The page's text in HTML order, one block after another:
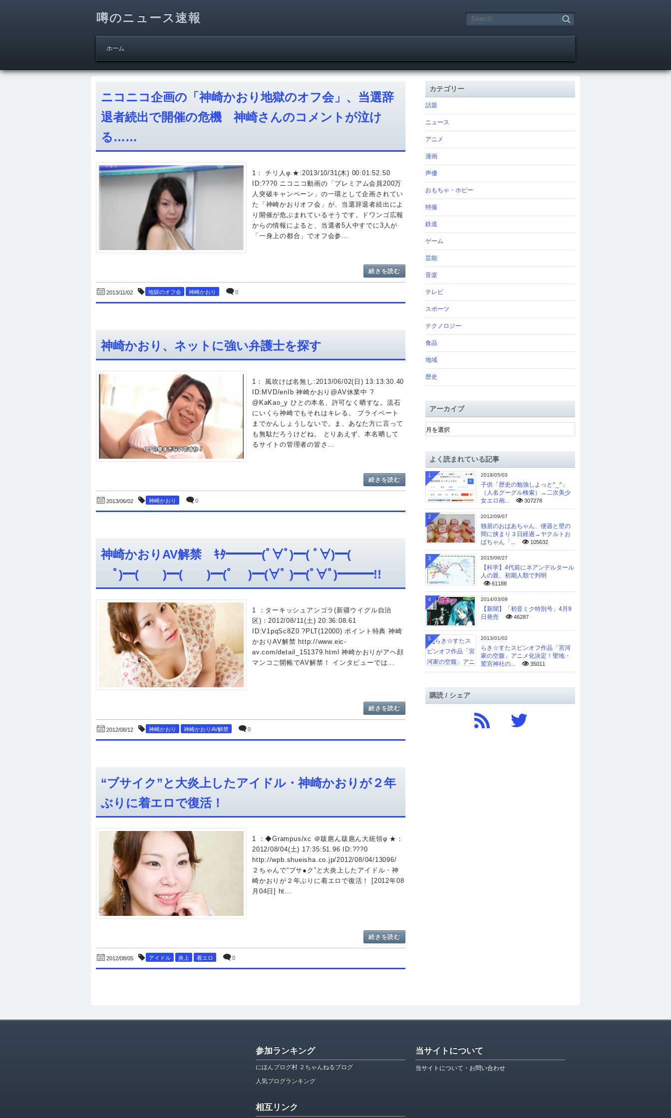
噂のニュース速報
ホーム
ニコニコ企画の「神崎かおり地獄のオフ会」、当選辞
退者続出で開催の危機 神崎さんのコメントが泣け
る……
1： チリ人φ ★:2013/10/31(木) 00:01:52.50
ID:???0 ニコニコ動画の「プレミアム会員200万
人突破キャンペーン」の一環として企画されてい
た「神崎かおりオフ会」が、当選辞退者続出によ
り開催が危ぶまれているそうです。ドワンゴ広報
からの情報によると、当選者5人中すでに3人が
「一身上の都合」でオフ会参...
続きを読む
2013/11/02 地獄のオフ会 神崎かおり 0
神崎かおり、ネットに強い弁護士を探す
1： 風吹けば名無し:2013/06/02(日) 13:13:30.40
ID:MVD/enIb 神崎かおり@AV休業中 ?
@KaKao_y ひとの本名、許可なく晒すな。流石
にいくら神崎でもそれはキレる。 プライベート
までかんしょうしないで。ま、あなた方に言って
も無駄だろうけどね。 とりあえず、本名晒して
るサイトの管理者の皆さ...
続きを読む
2013/06/02 神崎かおり 0
神崎かおりAV解禁 ｷﾀ━━━(ﾟ∀ﾟ)━( ﾟ∀)━(
ﾟ)━( )━( )━(ﾟ )━(∀ﾟ )━(ﾟ∀ﾟ)━━━!!
1 ：ターキッシュアンゴラ(新疆ウイグル自治
区)：2012/08/11(土) 20:36:08.61
ID:V1pqSc8Z0 ?PLT(12000) ポイント特典 神崎
かおりAV解禁 http://www.eic-
av.com/detail_151379.html 神崎かおりがアヘ顔
マンコご開帳でAV解禁！ インタビューでは...
続きを読む
2012/08/12 神崎かおり 神崎かおりAV解禁 0
“ブサイク”と大炎上したアイドル・神崎かおりが２年
ぶりに着エロで復活！
1 ：◆Grampus/xc ＠跋扈ん跋扈ん大統領φ ★：
2012/08/04(土) 17:35:51.96 ID:???0
http://wpb.shueisha.co.jp/2012/08/04/13096/
２ちゃんで“ブサ●ク”と大炎上したアイドル・神
崎かおりが２年ぶりに着エロで復活！ [2012年08
月04日] ht...
続きを読む
2012/08/05 アイドル 炎上 着エロ 0
カテゴリー
話題
ニュース
アニメ
漫画
声優
おもちゃ・ホビー
特撮
鉄道
ゲーム
芸能
音楽
テレビ
スポーツ
テクノロジー
食品
地域
歴史
アーカイブ
ア
ー
ブよく読まれている記事
2018/05/03
子供「歴史の勉強しよっと^_^」
（人名グーグル検索）→二次美少
女エロ画...
307278
1
2012/09/07
独居のおばあちゃん、便器と壁の
間に挟まり３日経過→ヤクルトお
ばちゃん「...
105632
2
2015/06/27
【科学】4代前にネアンデルタール
人の親、初期人類で判明
61188
3
2014/03/09
【新聞】「初音ミク特別号」4月9
日発売
46287
4
2013/01/02
らき☆すたスピンオフ作品「宮河
家の空腹」アニメ化決定！聖地・
鷲宮神社の...
35011
5
購読 / シェア
参加ランキング
にほんブログ村 ２ちゃんねるブログ
人気ブログランキング
相互リンク
当サイトについて
当サイトについて・お問い合わせ